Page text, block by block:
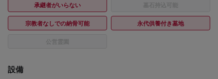
承継者がいらない
宗教者なしでの納骨可能 永代供養付き墓地
設備